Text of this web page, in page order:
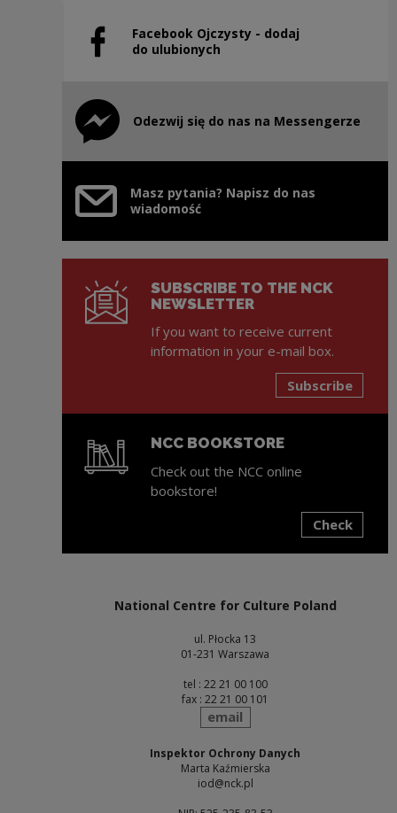
Facebook Ojczysty - dodaj
do ulubionych
Note, the link will open in a new window
Odezwij się do nas na Messengerze
Note, the link will open in a new window
Masz pytania? Napisz do nas
wiadomość
SUBSCRIBE TO THE NCK
NEWSLETTER
If you want to receive current
information in your e-mail box.
Subscribe
NCC BOOKSTORE
Check out the NCC online
bookstore!
Check
National Centre for Culture Poland
ul. Płocka 13
01-231 Warszawa
tel : 22 21 00 100
fax : 22 21 00 101
send
email
Inspektor Ochrony Danych
Marta Kaźmierska
iod@nck.pl